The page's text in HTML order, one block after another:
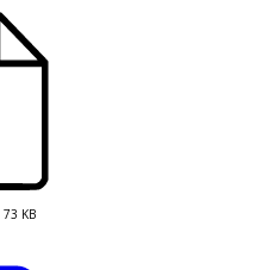
73 KB